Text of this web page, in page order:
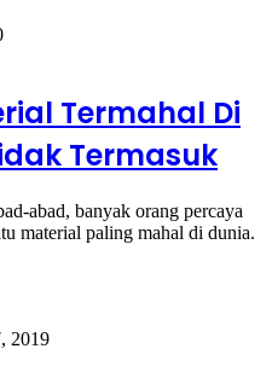
Termahal Di
Termasuk
abad, banyak orang percaya
material paling mahal di dunia.
2019